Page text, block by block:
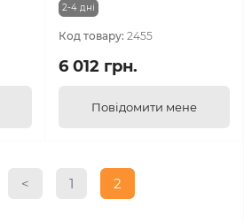
2-4 днi
Код товару: 2455
6 012 грн.
Повідомити мене
< 1 2